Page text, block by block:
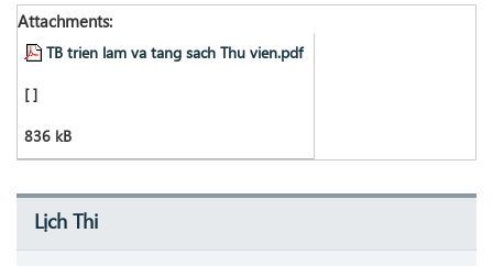
Attachments:
TB trien lam va tang sach Thu vien.pdf
[ ]
836 kB
Lịch Thi